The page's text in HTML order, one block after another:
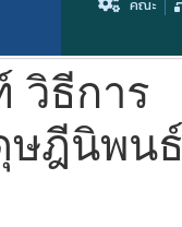
คณะ
วิธีการ
ษฎีนิพนธ์